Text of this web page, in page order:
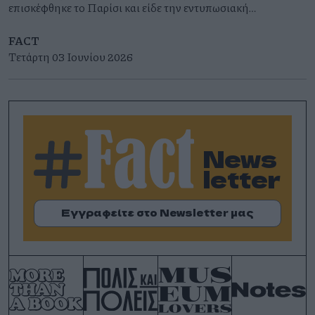
επισκέφθηκε το Παρίσι και είδε την εντυπωσιακή
Caverne du Pont Neuf .
FACT
Τετάρτη 03 Ιουνίου 2026
News
letter
Εγγραφείτε στο Newsletter μας